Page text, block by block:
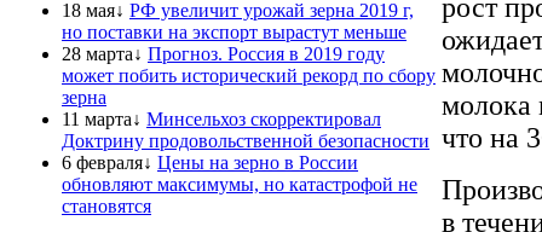
18 мая↓ РФ увеличит урожай зерна 2019 г,
но поставки на экспорт вырастут меньше
28 марта↓ Прогноз. Россия в 2019 году
может побить исторический рекорд по сбору
зерна
11 марта↓ Минсельхоз скорректировал
Доктрину продовольственной безопасности
6 февраля↓ Цены на зерно в России
обновляют максимумы, но катастрофой не
становятся
рост
молока
что на
в